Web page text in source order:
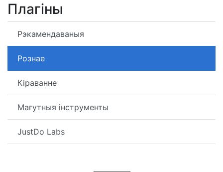
Плагіны
Рэкамендаваныя
Рознае
Кіраванне
Магутныя інструменты
JustDo Labs